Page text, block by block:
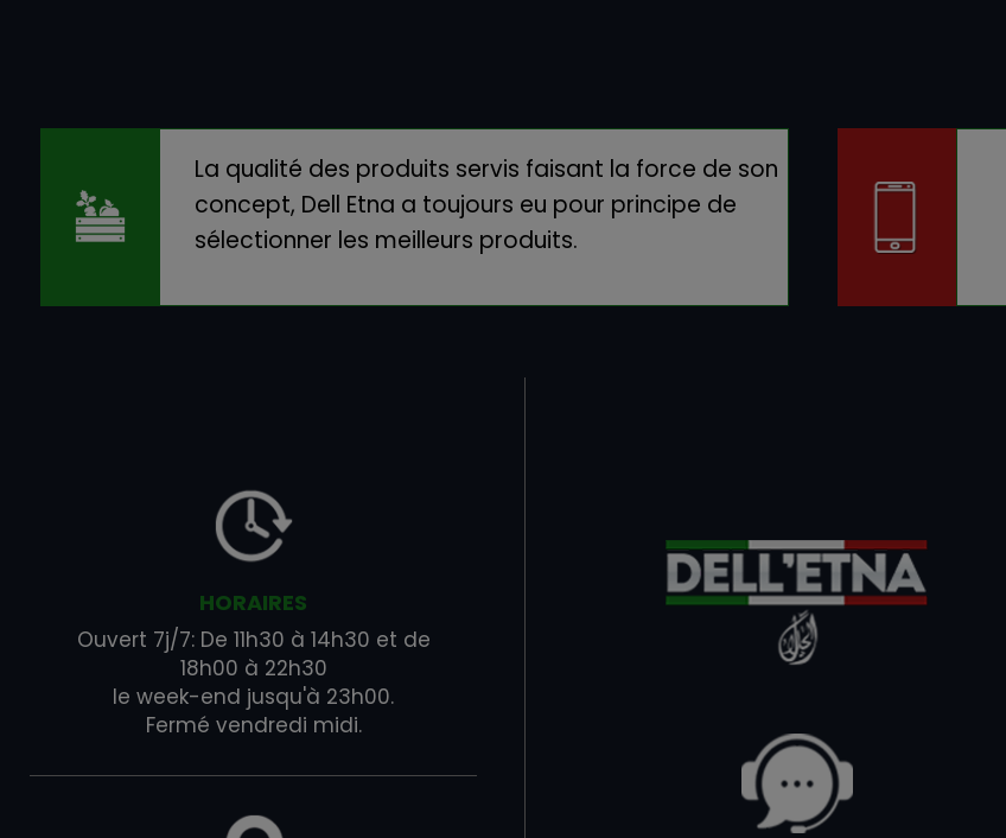
La qualité des produits servis faisant la force de son
concept, Dell Etna a toujours eu pour principe de
sélectionner les meilleurs produits.
HORAIRES
Ouvert 7j/7: De 11h30 à 14h30 et de
18h00 à 22h30
le week-end jusqu'à 23h00.
Fermé vendredi midi.